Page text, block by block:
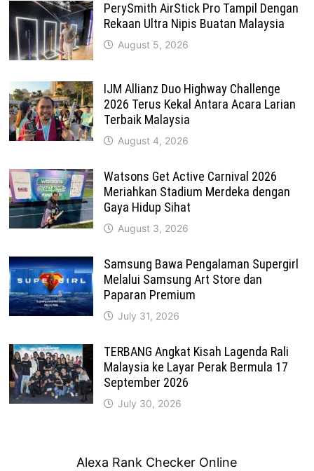
PerySmith AirStick Pro Tampil Dengan
Rekaan Ultra Nipis Buatan Malaysia
August 5, 2026
IJM Allianz Duo Highway Challenge
2026 Terus Kekal Antara Acara Larian
Terbaik Malaysia
August 4, 2026
Watsons Get Active Carnival 2026
Meriahkan Stadium Merdeka dengan
Gaya Hidup Sihat
August 3, 2026
Samsung Bawa Pengalaman Supergirl
Melalui Samsung Art Store dan
Paparan Premium
July 31, 2026
TERBANG Angkat Kisah Lagenda Rali
Malaysia ke Layar Perak Bermula 17
September 2026
July 30, 2026
Alexa Rank Checker Online